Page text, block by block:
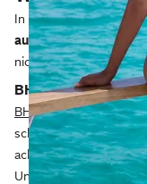
In Unterwäsche
aus weichen,
nicht einengen, wenn
BHs für ein
BHskönnen
schlichten
achten, dass sie einen
Unterbrustband sich